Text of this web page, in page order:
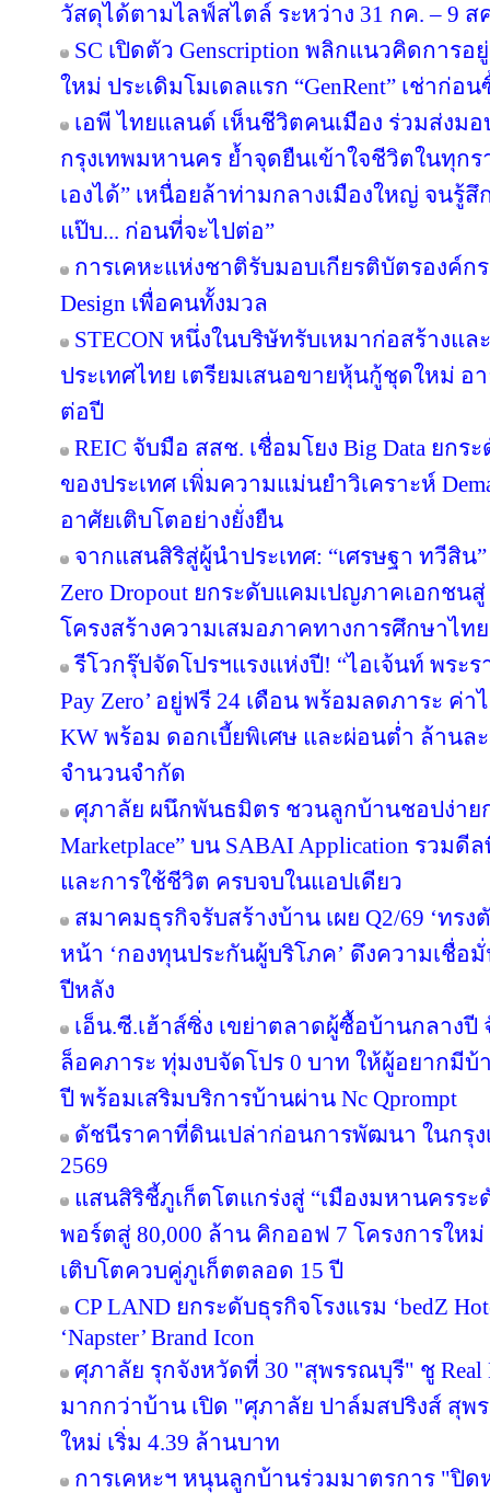
วัสดุได้ตามไลฟ์สไตล์ ระหว่าง 31 กค. – 9 ส
SC เปิดตัว Genscription พลิกแนวคิดการ
ใหม่ ประเดิมโมเดลแรก “GenRent” เช่าก่อ
เอพี ไทยแลนด์ เห็นชีวิตคนเมือง ร่วมส่งมอ
กรุงเทพมหานคร ย้ำจุดยืนเข้าใจชีวิตในทุกร
เองได้” เหนื่อยล้าท่ามกลางเมืองใหญ่ จนรู้
แป๊บ... ก่อนที่จะไปต่อ”
การเคหะแห่งชาติรับมอบเกียรติบัตรองค์ก
Design เพื่อคนทั้งมวล
STECON หนึ่งในบริษัทรับเหมาก่อสร้างแ
ประเทศไทย เตรียมเสนอขายหุ้นกู้ชุดใหม่ อ
ต่อปี
REIC จับมือ สสช. เชื่อมโยง Big Data ยก
ของประเทศ เพิ่มความแม่นยำวิเคราะห์
อาศัยเติบโตอย่างยั่งยืน
จากแสนสิริสู่ผู้นำประเทศ: “เศรษฐา ทวีสิน
Zero Dropout ยกระดับแคมเปญภาคเอกชน
โครงสร้างความเสมอภาคทางการศึกษาไทย
รีโวกรุ๊ปจัดโปรฯแรงแห่งปี! “ไอเจ้นท์ พระร
Pay Zero’ อยู่ฟรี 24 เดือน พร้อมลดภาระ ค่
KW พร้อม ดอกเบี้ยพิเศษ และผ่อนต่ำ ล้านล
จำนวนจำกัด
ศุภาลัย ผนึกพันธมิตร ชวนลูกบ้านชอปง่ายก
Marketplace” บน SABAI Application รวม
และการใช้ชีวิต ครบจบในแอปเดียว
สมาคมธุรกิจรับสร้างบ้าน เผย Q2/69 ‘ทร
หน้า ‘กองทุนประกันผู้บริโภค’ ดึงความเชื่
ปีหลัง
เอ็น.ซี.เฮ้าส์ซิ่ง เขย่าตลาดผู้ซื้อบ้านกลาง
ล็อคภาระ ทุ่มงบจัดโปร 0 บาท ให้ผู้อยากมีบ้
ปี พร้อมเสริมบริการบ้านผ่าน Nc Qprompt
ดัชนีราคาที่ดินเปล่าก่อนการพัฒนา ในกรุ
2569
แสนสิริชี้ภูเก็ตโตแกร่งสู่ “เมืองมหานครร
พอร์ตสู่ 80,000 ล้าน คิกออฟ 7 โครงการให
เติบโตควบคู่ภูเก็ตตลอด 15 ปี
CP LAND ยกระดับธุรกิจโรงแรม ‘bedZ
‘Napster’ Brand Icon
ศุภาลัย รุกจังหวัดที่ 30 "สุพรรณบุรี" ชู Real
มากกว่าบ้าน เปิด "ศุภาลัย ปาล์มสปริงส์ สุ
ใหม่ เริ่ม 4.39 ล้านบาท
การเคหะฯ หนุนลูกบ้านร่วมมาตรการ "ปิ